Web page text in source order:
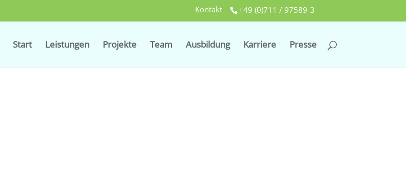
+49 (0)711 / 97589-3
Kontakt
Start Leistungen Projekte Team Ausbildung Karriere Presse